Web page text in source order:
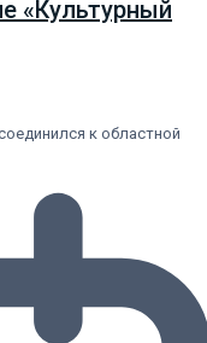
«Культурный
к областной